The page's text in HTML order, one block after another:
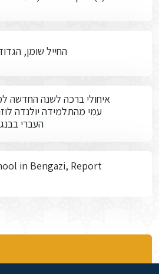
החייל שומן,
איחולי ברכה לשנה החדשה
עמי מהתלמידה יולנדה
העברי
in Bengazi, Report